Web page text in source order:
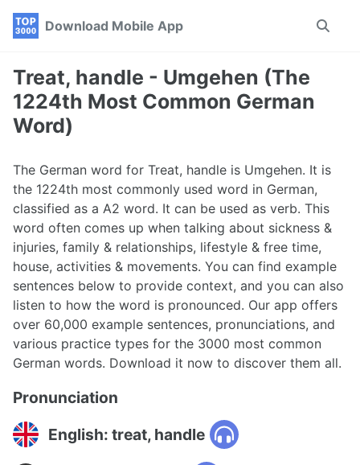
Skip
navigation
Skip
Skip
Download Mobile App
Toggle
Treat, handle - Umgehen (The
1224th Most Common German
Word)
The German word for Treat, handle is Umgehen. It is
the 1224th most commonly used word in German,
classified as a A2 word. It can be used as verb. This
word often comes up when talking about sickness &
injuries, family & relationships, lifestyle & free time,
house, activities & movements. You can find example
sentences below to provide context, and you can also
listen to how the word is pronounced. Our app offers
over 60,000 example sentences, pronunciations, and
various practice types for the 3000 most common
German words. Download it now to discover them all.
Pronunciation
English: treat, handle